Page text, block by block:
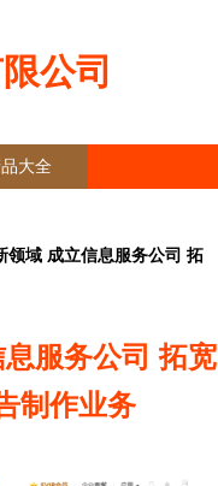
公司
大全
领域 成立信息服务公司 拓
服务公司 拓宽
制作业务